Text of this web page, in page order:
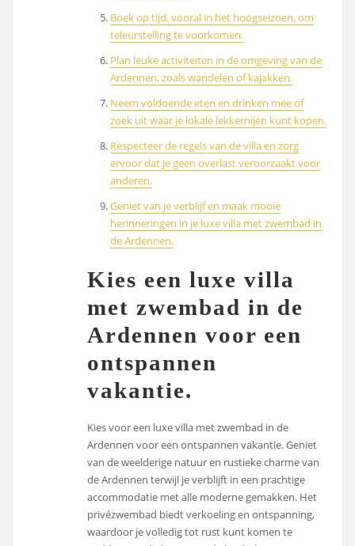
Boek op tijd, vooral in het hoogseizoen, om
teleurstelling te voorkomen.
Plan leuke activiteiten in de omgeving van de
Ardennen, zoals wandelen of kajakken.
Neem voldoende eten en drinken mee of
zoek uit waar je lokale lekkernijen kunt kopen.
Respecteer de regels van de villa en zorg
ervoor dat je geen overlast veroorzaakt voor
anderen.
Geniet van je verblijf en maak mooie
herinneringen in je luxe villa met zwembad in
de Ardennen.
Kies een luxe villa
met zwembad in de
Ardennen voor een
ontspannen
vakantie.
Kies voor een luxe villa met zwembad in de
Ardennen voor een ontspannen vakantie. Geniet
van de weelderige natuur en rustieke charme van
de Ardennen terwijl je verblijft in een prachtige
accommodatie met alle moderne gemakken. Het
privézwembad biedt verkoeling en ontspanning,
waardoor je volledig tot rust kunt komen te